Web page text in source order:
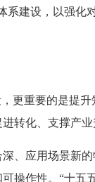
建设，以强化
更重要的是提
转化、支撑产业
、应用场景新
操作性。“十五